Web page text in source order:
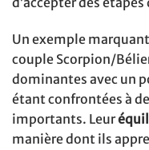
Un exemple
couple Scorpion/
dominantes avec un
étant confrontées à
importants. Leur
manière dont ils